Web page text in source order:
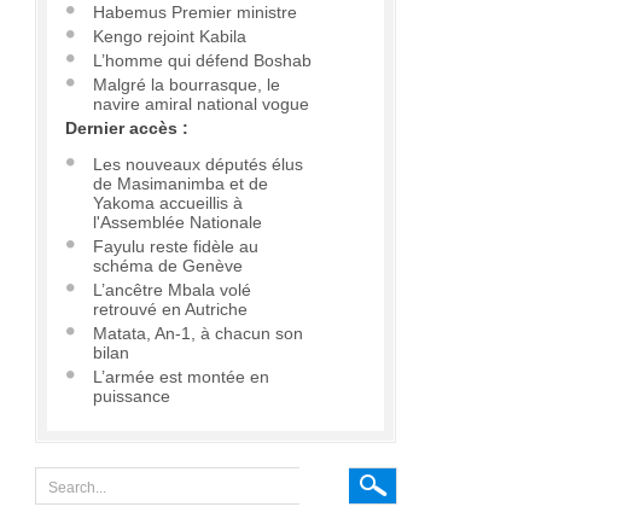
Habemus Premier ministre
Kengo rejoint Kabila
L’homme qui défend Boshab
Malgré la bourrasque, le
navire amiral national vogue
Dernier accès :
Les nouveaux députés élus
de Masimanimba et de
Yakoma accueillis à
l'Assemblée Nationale
Fayulu reste fidèle au
schéma de Genève
L’ancêtre Mbala volé
retrouvé en Autriche
Matata, An-1, à chacun son
bilan
L’armée est montée en
puissance